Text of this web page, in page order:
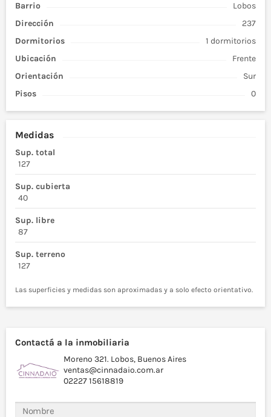
Barrio
Lobos
Dirección
237
Dormitorios
1 dormitorios
Ubicación
Frente
Orientación
Sur
Pisos
0
Medidas
Sup. total
127
Sup. cubierta
40
Sup. libre
87
Sup. terreno
127
Las superficies y medidas son aproximadas y a solo efecto orientativo.
Contactá a la inmobiliaria
Moreno 321. Lobos, Buenos Aires
ventas@cinnadaio.com.ar
02227 15618819